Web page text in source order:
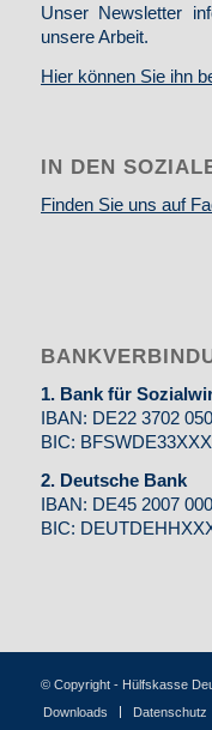
Unser Newsletter
unsere Arbeit.
Hier können Sie ihn
IN DEN
Finden Sie uns auf
1. Bank für
IBAN: DE22 3702
BIC: BFSWDE33XXX
2. Deutsche Bank
IBAN: DE45 2007
BIC:
© Copyright - Hülfskasse
Downloads
Datenschutz